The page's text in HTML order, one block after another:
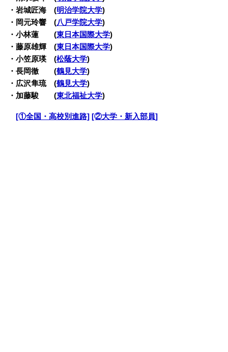
・岩城匠海 (明治学院大学)
・岡元玲響 (八戸学院大学)
・小林蓮 (東日本国際大学)
・藤原雄輝 (東日本国際大学)
・小笠原瑛 (松蔭大学)
・長岡徹 (鶴見大学)
・広沢隼琉 (鶴見大学)
・加藤駿 (東北福祉大学)
・[①全国・高校別進路] [②大学・新入部員]